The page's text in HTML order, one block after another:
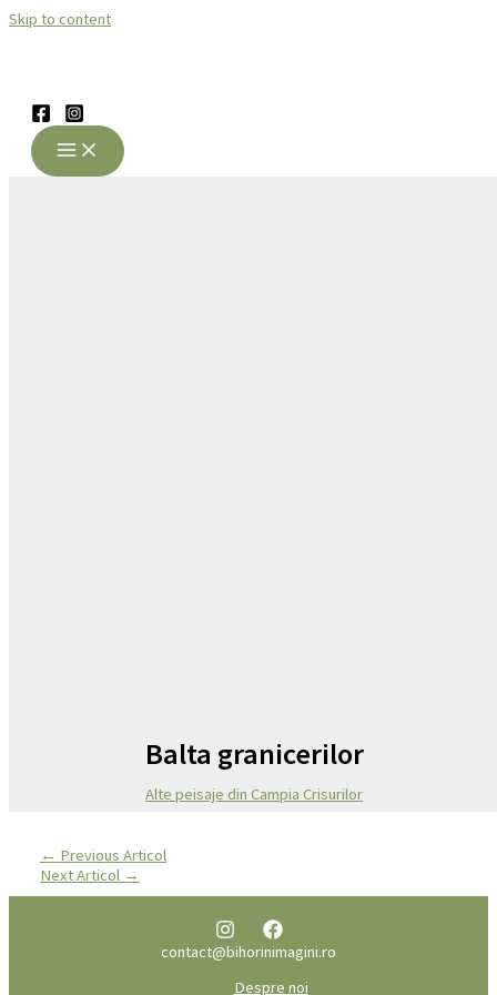
Skip to content
Balta granicerilor
Alte peisaje din Campia Crisurilor
← Previous Articol
Next Articol →
contact@bihorinimagini.ro
Despre noi